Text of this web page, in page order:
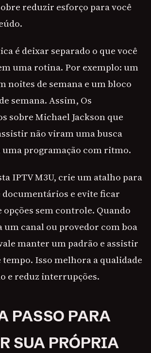
reduzir esforço para você
é deixar separado o que você
uma rotina. Por exemplo: um
noites de semana e um bloco
semana. Assim, Os
sobre Michael Jackson que
não viram uma busca
programação com ritmo.
IPTV M3U, crie um atalho para
documentários e evite ficar
sem controle. Quando
um canal ou provedor com boa
manter um padrão e assistir
tempo. Isso melhora a qualidade
e reduz interrupções.
PASSO PARA
SUA PRÓPRIA